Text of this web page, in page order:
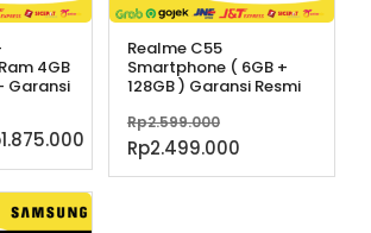
4GB
Garansi
1.875.000 Harga
saat
ini
adalah:
Realme C55
Smartphone ( 6GB +
128GB ) Garansi Resmi
Rp2.599.000
aslinya
adalah:
Rp2.499.000Harga
saat